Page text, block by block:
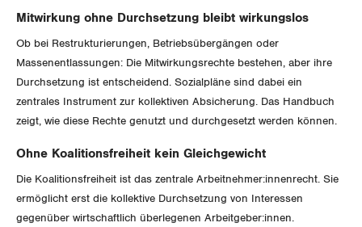
Landesstreik
BROSCHÜREN/BÜCHER
Bestellformular
WIR ÜBER UNS
GREMIEN
ZENTRALSEKRETARIAT
Aargau
ANGESCHLOSSENE VERBÄNDE
Medien
Publikationen
Medienmitteilungen
Dossier
Kontakt
Mitwirkung ohne Durchsetzung bleibt wirkungslos
Ob bei Restrukturierungen, Betriebsübergängen oder
Massenentlassungen: Die Mitwirkungsrechte bestehen, aber ihre
Durchsetzung ist entscheidend. Sozialpläne sind dabei ein
zentrales Instrument zur kollektiven Absicherung. Das Handbuch
zeigt, wie diese Rechte genutzt und durchgesetzt werden können.
Ohne Koalitionsfreiheit kein Gleichgewicht
Die Koalitionsfreiheit ist das zentrale Arbeitnehmer:innenrecht. Sie
ermöglicht erst die kollektive Durchsetzung von Interessen
gegenüber wirtschaftlich überlegenen Arbeitgeber:innen.